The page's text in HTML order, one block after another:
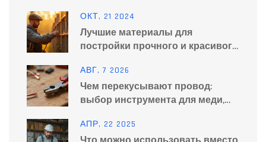
советы
ОКТ, 21 2024
Лучшие материалы для
постройки прочного и красивого
АВГ, 7 2026
Чем перекусывают провод:
выбор инструмента для меди,
АПР, 22 2025